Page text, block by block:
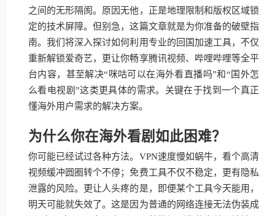
之间的无形隔阂。原因无他，正是地理限制和版权区域锁
定的技术屏障。但别急，这篇文章就是为你准备的破壁指
南。我们将深入探讨如何利用专业的回国加速工具，不仅
重新解锁爱奇艺，更让你畅享腾讯视频、哔哩哔哩等全平
台内容，甚至解决“咪咕可以在海外看直播吗”和“国外怎
么看电视剧”这类更具体的需求。关键在于找到一个真正
懂海外用户需求的解决方案。
为什么你在海外看剧如此困难？
你可能已经试过各种方法。VPN速度慢如蜗牛，看个高清
视频缓冲圆圈转个不停；免费工具不仅不稳定，更有隐私
泄露的风险。更让人头疼的是，即便某个工具今天能用，
明天可能就失效了。这是因为普通的网络连接无法伪装成